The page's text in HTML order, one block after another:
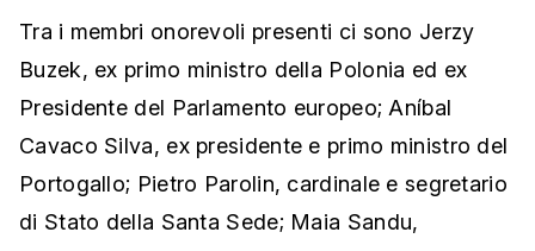
Tra i membri onorevoli presenti ci sono Jerzy
Buzek, ex primo ministro della Polonia ed ex
Presidente del Parlamento europeo; Aníbal
Cavaco Silva, ex presidente e primo ministro del
Portogallo; Pietro Parolin, cardinale e segretario
di Stato della Santa Sede; Maia Sandu,